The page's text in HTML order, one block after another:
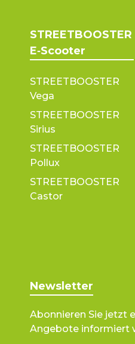
STREETBOOSTER
E‑Scooter
STREETBOOSTER
Vega
STREETBOOSTER
Sirius
STREETBOOSTER
Pollux
STREETBOOSTER
Castor
Newsletter
Abonnieren Sie jetzt
Angebote informiert